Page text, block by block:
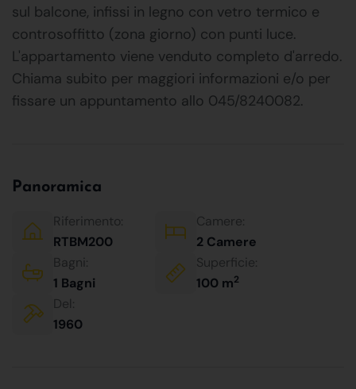
sul balcone, infissi in legno con vetro termico e
controsoffitto (zona giorno) con punti luce.
L'appartamento viene venduto completo d'arredo.
Chiama subito per maggiori informazioni e/o per
fissare un appuntamento allo 045/8240082.
Panoramica
Riferimento:
RTBM200
Camere:
2 Camere
Bagni:
1 Bagni
Superficie:
100 m2
Del:
1960